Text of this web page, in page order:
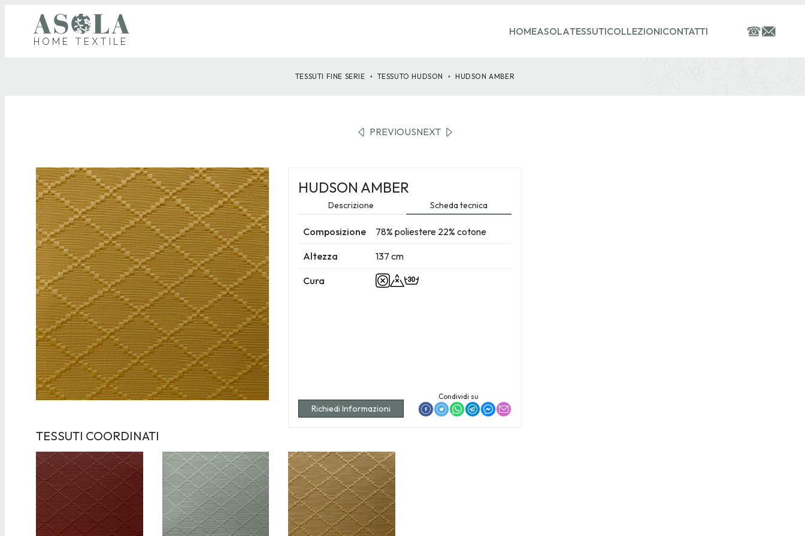
HOME TEXTILE
HOMEASOLATESSUTICOLLEZIONICONTATTI
TESSUTI FINE SERIE TESSUTOHUDSON HUDSON AMBER
PREVIOUSNEXT
HUDSON AMBER
Descrizione Scheda tecnica
Composizione 78% poliestere 22% cotone
Altezza 137 cm
Cura
Richiedi Informazioni
Condividi su
TESSUTI COORDINATI